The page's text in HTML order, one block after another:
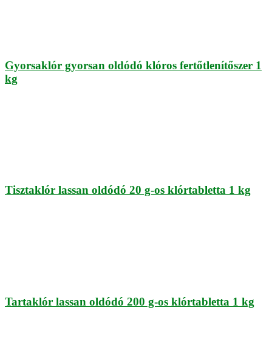
Gyorsaklór gyorsan oldódó klóros fertőtlenítőszer 1
kg
Tisztaklór lassan oldódó 20 g-os klórtabletta 1 kg
Tartaklór lassan oldódó 200 g-os klórtabletta 1 kg